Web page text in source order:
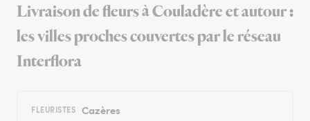
Livraison de fleurs à Couladère et autour :
les villes proches couvertes par le réseau
Interflora
FLEURISTES Cazères